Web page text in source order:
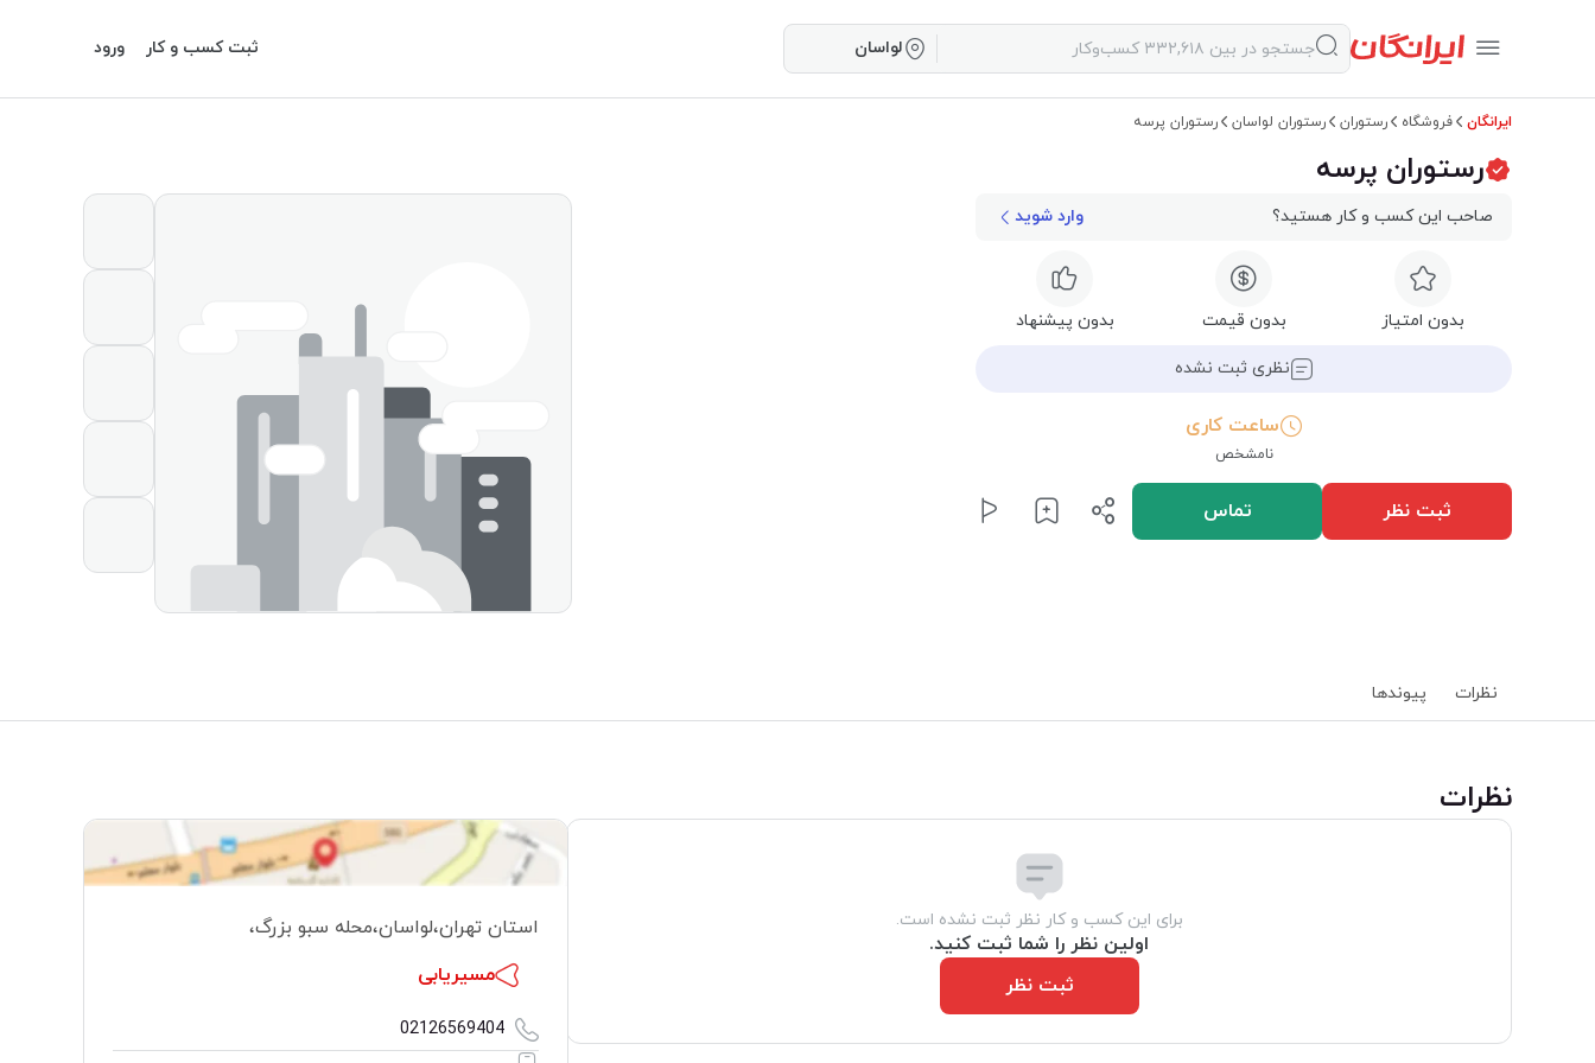
لواسان ثبت کسب و کار ورود
ایرانگان فروشگاه رستوران رستوران لواسان رستوران پرسه
رستوران پرسه
صاحب این کسب و کار هستید؟ وارد شوید
بدون امتیاز بدون قیمت بدون پیشنهاد
نظری ثبت نشده
ساعت کاری
نامشخص
ثبت نظر تماس
نظرات پیوند‌ها
‌نظرات
برای این کسب و کار نظر ثبت نشده است.
اولین نظر را شما ثبت کنید.
ثبت نظر
استان تهران،لواسان،محله سبو بزرگ،
مسیریابی
02126569404